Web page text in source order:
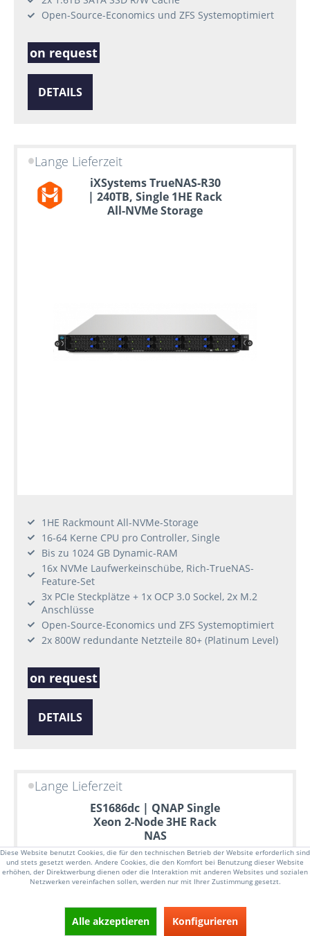
Open-Source-Economics und ZFS Systemoptimiert
on request
DETAILS
Lange Lieferzeit
iXSystems TrueNAS-R30
| 240TB, Single 1HE Rack
All-NVMe Storage
1HE Rackmount All-NVMe-Storage
16-64 Kerne CPU pro Controller, Single
Bis zu 1024 GB Dynamic-RAM
16x NVMe Laufwerkeinschübe, Rich-TrueNAS-
Feature-Set
3x PCIe Steckplätze + 1x OCP 3.0 Sockel, 2x M.2
Anschlüsse
Open-Source-Economics und ZFS Systemoptimiert
2x 800W redundante Netzteile 80+ (Platinum Level)
on request
DETAILS
Lange Lieferzeit
ES1686dc | QNAP Single
Xeon 2-Node 3HE Rack
NAS
Diese Website benutzt Cookies, die für den technischen Betrieb der Website erforderlich sind
und stets gesetzt werden. Andere Cookies, die den Komfort bei Benutzung dieser Website
erhöhen, der Direktwerbung dienen oder die Interaktion mit anderen Websites und sozialen
Netzwerken vereinfachen sollen, werden nur mit Ihrer Zustimmung gesetzt.
Alle akzeptieren Konfigurieren